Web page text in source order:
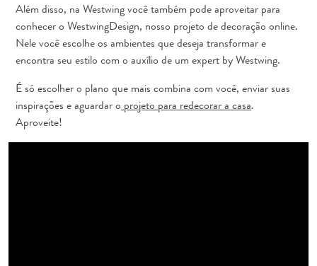
Além disso, na Westwing você também pode aproveitar para
conhecer o WestwingDesign, nosso projeto de decoração online.
Nele você escolhe os ambientes que deseja transformar e
encontra seu estilo com o auxílio de um expert by Westwing.
É só escolher o plano que mais combina com você, enviar suas
inspirações e aguardar o projeto para redecorar a casa.
Aproveite!